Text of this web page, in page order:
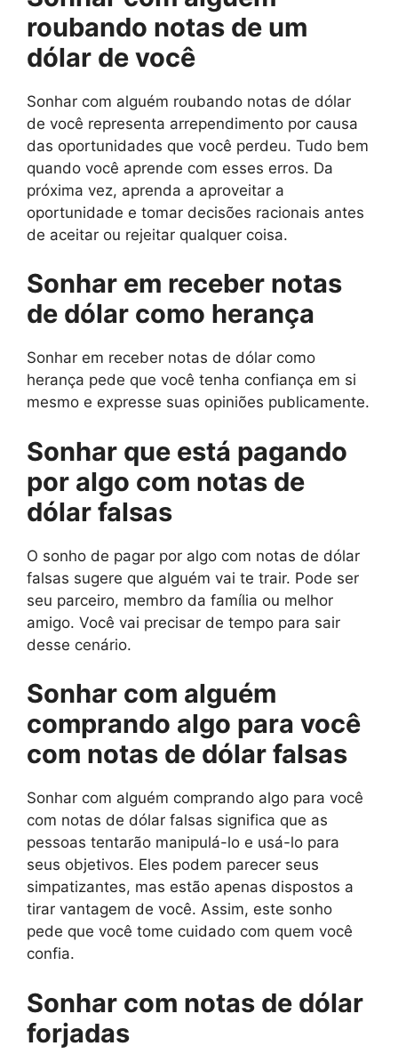
roubando notas de um
dólar de você
Sonhar com alguém roubando notas de dólar
de você representa arrependimento por causa
das oportunidades que você perdeu. Tudo bem
quando você aprende com esses erros. Da
próxima vez, aprenda a aproveitar a
oportunidade e tomar decisões racionais antes
de aceitar ou rejeitar qualquer coisa.
Sonhar em receber notas
de dólar como herança
Sonhar em receber notas de dólar como
herança pede que você tenha confiança em si
mesmo e expresse suas opiniões publicamente.
Sonhar que está pagando
por algo com notas de
dólar falsas
O sonho de pagar por algo com notas de dólar
falsas sugere que alguém vai te trair. Pode ser
seu parceiro, membro da família ou melhor
amigo. Você vai precisar de tempo para sair
desse cenário.
Sonhar com alguém
comprando algo para você
com notas de dólar falsas
Sonhar com alguém comprando algo para você
com notas de dólar falsas significa que as
pessoas tentarão manipulá-lo e usá-lo para
seus objetivos. Eles podem parecer seus
simpatizantes, mas estão apenas dispostos a
tirar vantagem de você. Assim, este sonho
pede que você tome cuidado com quem você
confia.
Sonhar com notas de dólar
forjadas